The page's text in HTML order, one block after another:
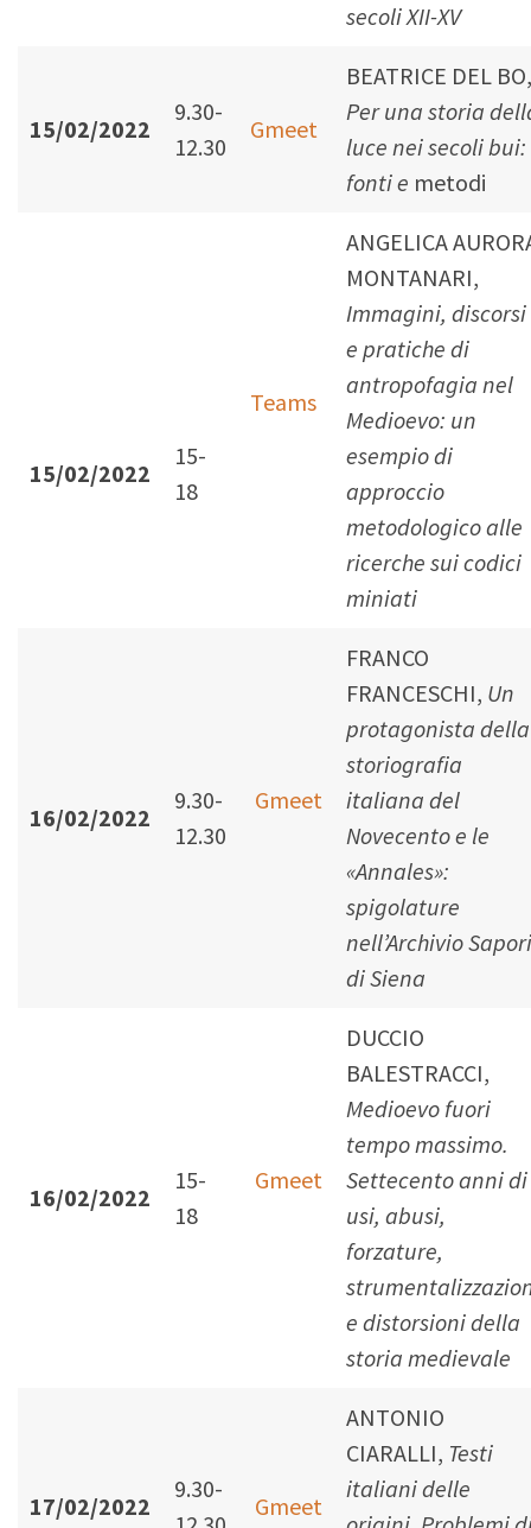
secoli XII-XV
15/02/2022
9.30-
12.30
Gmeet
BEATRICE DEL BO,
Per una storia
luce nei secoli bui:
fonti e metodi
15/02/2022
15-
18
Teams
ANGELICA
MONTANARI,
Immagini, discorsi
e pratiche di
antropofagia nel
Medioevo: un
esempio di
approccio
metodologico alle
ricerche sui codici
miniati
16/02/2022
9.30-
12.30
Gmeet
FRANCO
FRANCESCHI, Un
protagonista della
storiografia
italiana del
Novecentoe le
«Annales»:
spigolature
nell’Archivio Sapori
di Siena
16/02/2022
15-
18
Gmeet
DUCCIO
BALESTRACCI,
Medioevo fuori
tempo massimo.
Settecento anni di
usi, abusi,
forzature,
e distorsioni della
storia medievale
17/02/2022
9.30-
Gmeet
ANTONIO
CIARALLI, Testi
italiani delle